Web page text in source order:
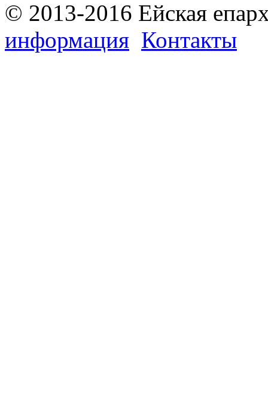
© 2013-2016 Ейская
информация Контакты